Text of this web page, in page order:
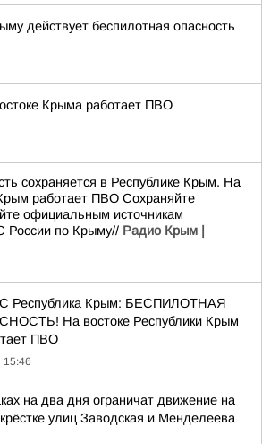
действует беспилотная опасность
Крыма работает ПВО
сохраняется в Республике Крым. На
работает ПВО Сохраняйте
официальным источникам
по Крыму// Радио Крым |
Республика Крым: БЕСПИЛОТНАЯ
На востоке Республики Крым
ПВО
15:46
на два дня ограничат движение на
улиц Заводская и Менделеева